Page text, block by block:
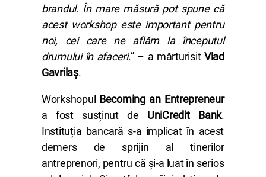
brandul. În mare măsură pot spune că
acest workshop este important pentru
noi, cei care ne aflăm la începutul
drumului în afaceri.” – a mărturisit Vlad
Gavrilaș.
Workshopul Becoming an Entrepreneur
a fost susținut de UniCredit Bank.
Instituția bancară s-a implicat în acest
demers de sprijin al tinerilor
antreprenori, pentru că și-a luat în serios